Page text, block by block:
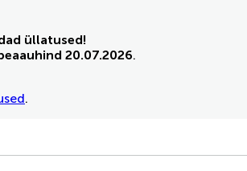
üllatused!
20.07.2026.
.